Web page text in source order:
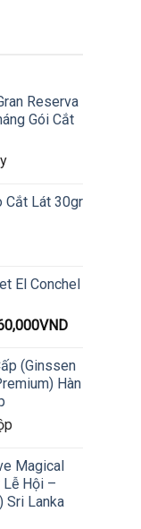
Reserva
Gói Cắt
Cắt Lát 30gr
El Conchel
VND
(Ginssen
Hàn
Magical
Lễ Hội –
Sri Lanka